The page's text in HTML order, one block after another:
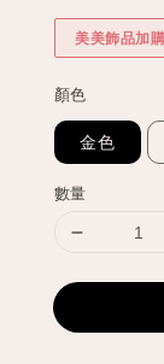
美美飾品加
顏色
金色
數量